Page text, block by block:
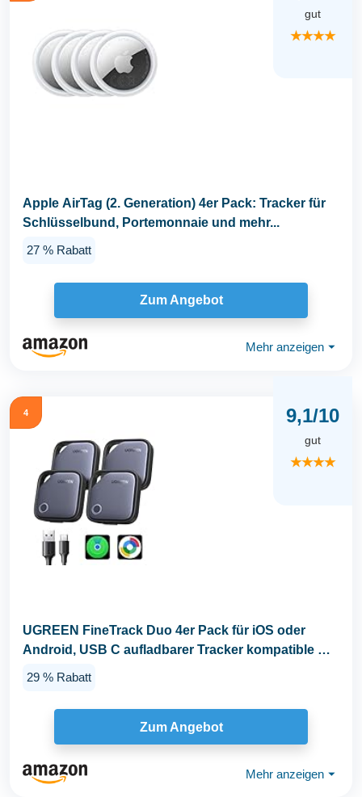
gut
★★★★
Apple AirTag (2. Generation) 4er Pack: Tracker für
Schlüsselbund, Portemonnaie und mehr...
27 % Rabatt
Zum Angebot
Mehr anzeigen ⏷
4 9,1/10
gut
★★★★
UGREEN FineTrack Duo 4er Pack für iOS oder
Android, USB C aufladbarer Tracker kompatible mit
29 % Rabatt
Zum Angebot
Mehr anzeigen ⏷